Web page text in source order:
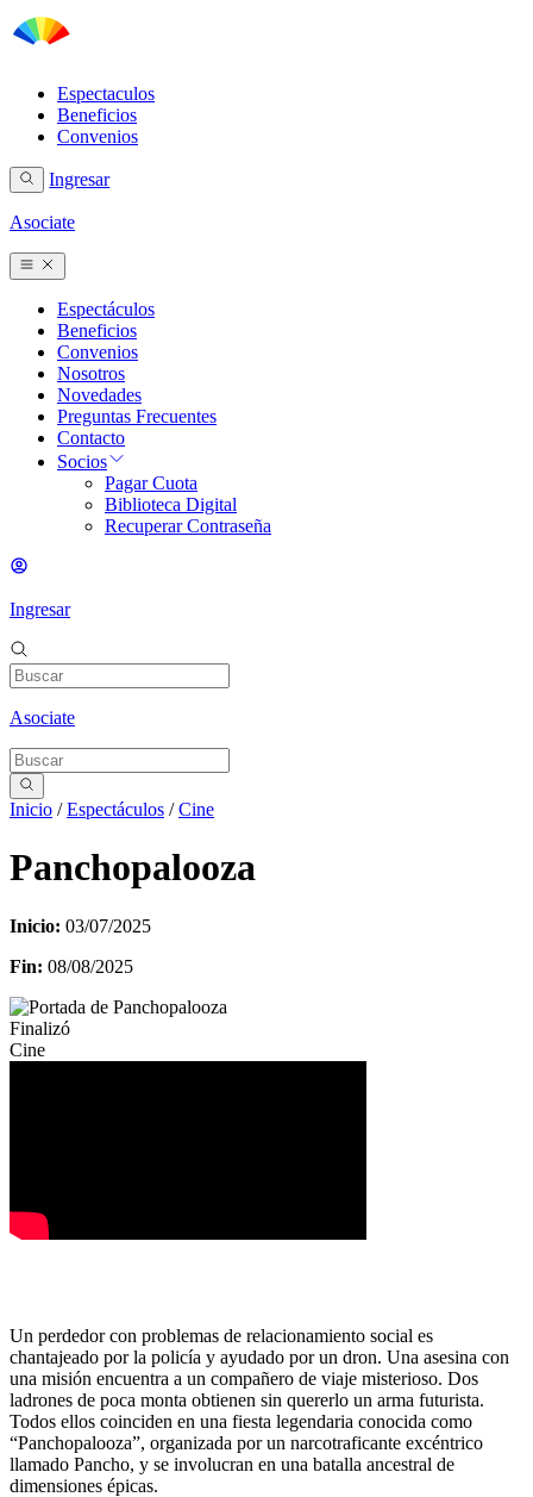
Espectaculos
Beneficios
Convenios
Ingresar
Asociate
Espectáculos
Beneficios
Convenios
Nosotros
Novedades
Preguntas Frecuentes
Contacto
Socios
Pagar Cuota
Biblioteca Digital
Recuperar Contraseña
Ingresar
Asociate
Inicio /Espectáculos /Cine
Panchopalooza
Inicio: 03/07/2025
Fin: 08/08/2025
Finalizó
Cine
Un perdedor con problemas de relacionamiento social es
chantajeado por la policía y ayudado por un dron. Una asesina con
una misión encuentra a un compañero de viaje misterioso. Dos
ladrones de poca monta obtienen sin quererlo un arma futurista.
Todos ellos coinciden en una fiesta legendaria conocida como
“Panchopalooza”, organizada por un narcotraficante excéntrico
llamado Pancho, y se involucran en una batalla ancestral de
dimensiones épicas.